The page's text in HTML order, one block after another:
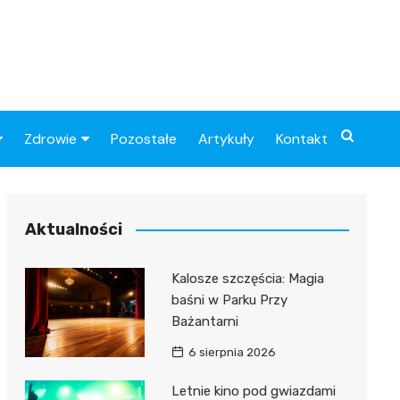
Zdrowie
Przychodnie
Apteki
Pozostałe Artykuły Kontakt
Aktualności
Kalosze szczęścia: Magia
baśni w Parku Przy
Bażantarni
6 sierpnia 2026
Letnie kino pod gwiazdami